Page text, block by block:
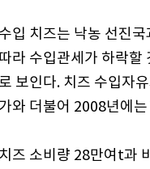
입 치즈는 낙농 선진
라 수입관세가 하락
보인다. 치즈 수입자
와 더불어 2008년에
즈 소비량 28만여t과